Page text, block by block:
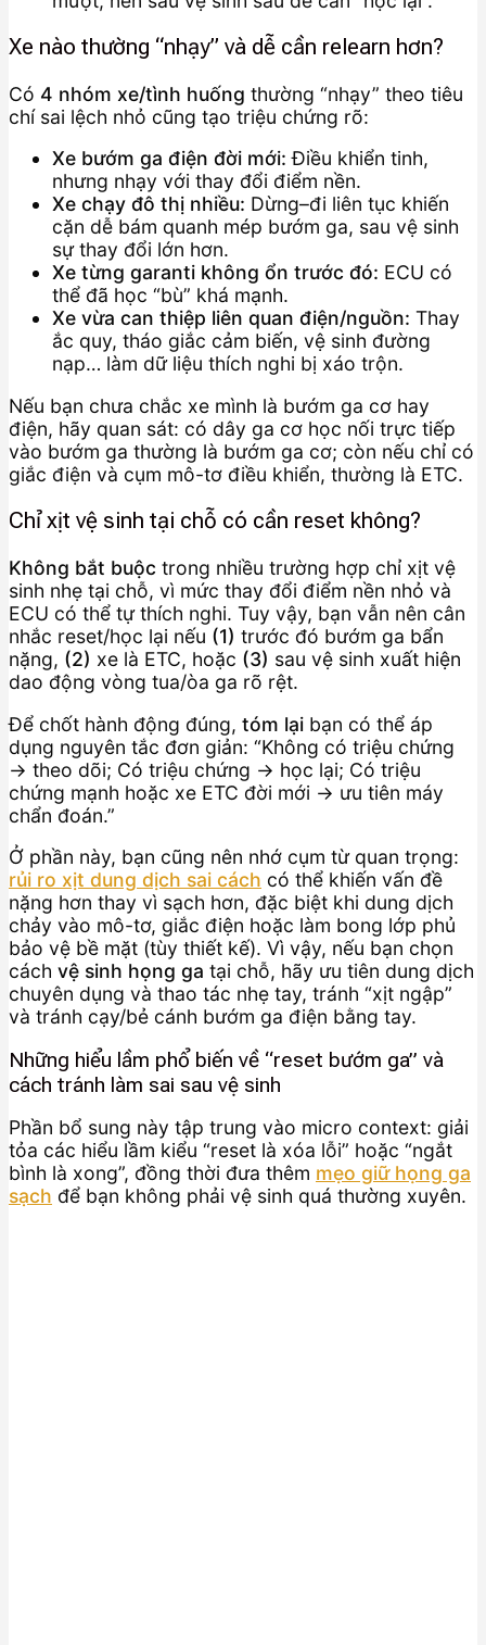
Xe nào thường “nhạy” và dễ cần relearn hơn?
Có 4 nhóm xe/tình huống thường “nhạy” theo tiêu
chí sai lệch nhỏ cũng tạo triệu chứng rõ:
Xe bướm ga điện đời mới: Điều khiển tinh,
nhưng nhạy với thay đổi điểm nền.
Xe chạy đô thị nhiều: Dừng–đi liên tục khiến
cặn dễ bám quanh mép bướm ga, sau vệ sinh
sự thay đổi lớn hơn.
Xe từng garanti không ổn trước đó: ECU có
thể đã học “bù” khá mạnh.
Xe vừa can thiệp liên quan điện/nguồn: Thay
ắc quy, tháo giắc cảm biến, vệ sinh đường
nạp… làm dữ liệu thích nghi bị xáo trộn.
Nếu bạn chưa chắc xe mình là bướm ga cơ hay
điện, hãy quan sát: có dây ga cơ học nối trực tiếp
vào bướm ga thường là bướm ga cơ; còn nếu chỉ có
giắc điện và cụm mô-tơ điều khiển, thường là ETC.
Chỉ xịt vệ sinh tại chỗ có cần reset không?
Không bắt buộc trong nhiều trường hợp chỉ xịt vệ
sinh nhẹ tại chỗ, vì mức thay đổi điểm nền nhỏ và
ECU có thể tự thích nghi. Tuy vậy, bạn vẫn nên cân
nhắc reset/học lại nếu (1) trước đó bướm ga bẩn
nặng, (2) xe là ETC, hoặc (3) sau vệ sinh xuất hiện
dao động vòng tua/òa ga rõ rệt.
Để chốt hành động đúng, tóm lại bạn có thể áp
dụng nguyên tắc đơn giản: “Không có triệu chứng
→ theo dõi; Có triệu chứng → học lại; Có triệu
chứng mạnh hoặc xe ETC đời mới → ưu tiên máy
chẩn đoán.”
Ở phần này, bạn cũng nên nhớ cụm từ quan trọng:
rủi ro xịt dung dịch sai cách có thể khiến vấn đề
nặng hơn thay vì sạch hơn, đặc biệt khi dung dịch
chảy vào mô-tơ, giắc điện hoặc làm bong lớp phủ
bảo vệ bề mặt (tùy thiết kế). Vì vậy, nếu bạn chọn
cách vệ sinh họng ga tại chỗ, hãy ưu tiên dung dịch
chuyên dụng và thao tác nhẹ tay, tránh “xịt ngập”
và tránh cạy/bẻ cánh bướm ga điện bằng tay.
Những hiểu lầm phổ biến về “reset bướm ga” và
cách tránh làm sai sau vệ sinh
Phần bổ sung này tập trung vào micro context: giải
tỏa các hiểu lầm kiểu “reset là xóa lỗi” hoặc “ngắt
bình là xong”, đồng thời đưa thêm mẹo giữ họng ga
sạch để bạn không phải vệ sinh quá thường xuyên.